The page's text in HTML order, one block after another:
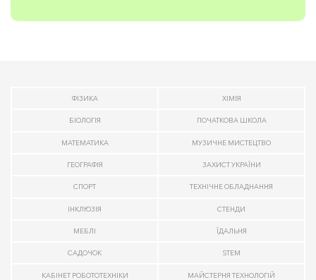
ФІЗИКА ХІМІЯ
БІОЛОГІЯ ПОЧАТКОВА ШКОЛА
МАТЕМАТИКА МУЗИЧНЕ МИСТЕЦТВО
ГЕОГРАФІЯ ЗАХИСТ УКРАЇНИ
СПОРТ ТЕХНІЧНЕ ОБЛАДНАННЯ
ІНКЛЮЗІЯ СТЕНДИ
МЕБЛІ ЇДАЛЬНЯ
САДОЧОК STEM
КАБІНЕТ РОБОТОТЕХНІКИ МАЙСТЕРНЯ ТЕХНОЛОГІЙ